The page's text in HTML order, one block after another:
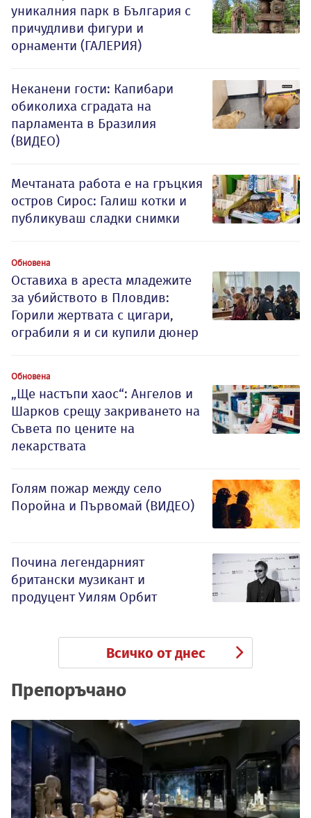
уникалния парк в България с
причудливи фигури и
орнаменти (ГАЛЕРИЯ)
Неканени гости: Капибари
обиколиха сградата на
парламента в Бразилия
(ВИДЕО)
Мечтаната работа е на гръцкия
остров Сирос: Галиш котки и
публикуваш сладки снимки
Обновена
Оставиха в ареста младежите
за убийството в Пловдив:
Горили жертвата с цигари,
ограбили я и си купили дюнер
Обновена
„Ще настъпи хаос“: Ангелов и
Шарков срещу закриването на
Съвета по цените на
лекарствата
Голям пожар между село
Поройна и Първомай (ВИДЕО)
Почина легендарният
британски музикант и
продуцент Уилям Орбит
Всичко от днес
Препоръчано